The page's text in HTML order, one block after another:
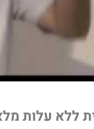
ללא עלות